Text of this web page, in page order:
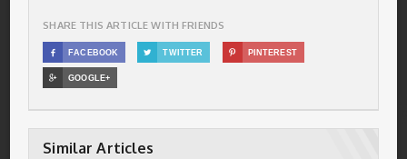
SHARE THIS ARTICLE WITH FRIENDS
 FACEBOOK  TWITTER  PINTEREST
 GOOGLE+
Similar Articles